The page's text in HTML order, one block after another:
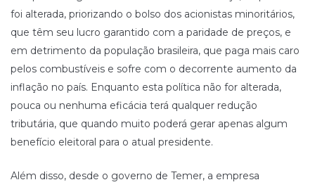
foi alterada, priorizando o bolso dos acionistas minoritários,
que têm seu lucro garantido com a paridade de preços, e
em detrimento da população brasileira, que paga mais caro
pelos combustíveis e sofre com o decorrente aumento da
inflação no país. Enquanto esta política não for alterada,
pouca ou nenhuma eficácia terá qualquer redução
tributária, que quando muito poderá gerar apenas algum
benefício eleitoral para o atual presidente.
Além disso, desde o governo de Temer, a empresa